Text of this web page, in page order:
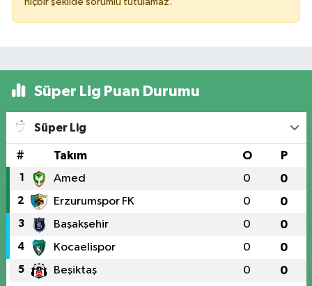
Süper Lig Puan Durumu
Süper Lig
# Takım O P
1 Amed 0 0
2 Erzurumspor FK 0 0
3 Başakşehir 0 0
4 Kocaelispor 0 0
5 Beşiktaş 0 0